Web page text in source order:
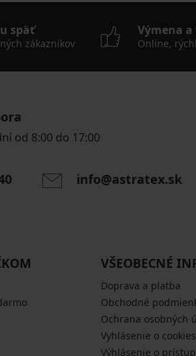
späť
zákazníkov
Výmena
Online,
od 8:00 do 17:00
info@astratex.sk
VŠEOBECNÉ
Doprava a platba
Obchodné
Ochrana osobných
Vyhlásenie o cookies
Výhlásenie o